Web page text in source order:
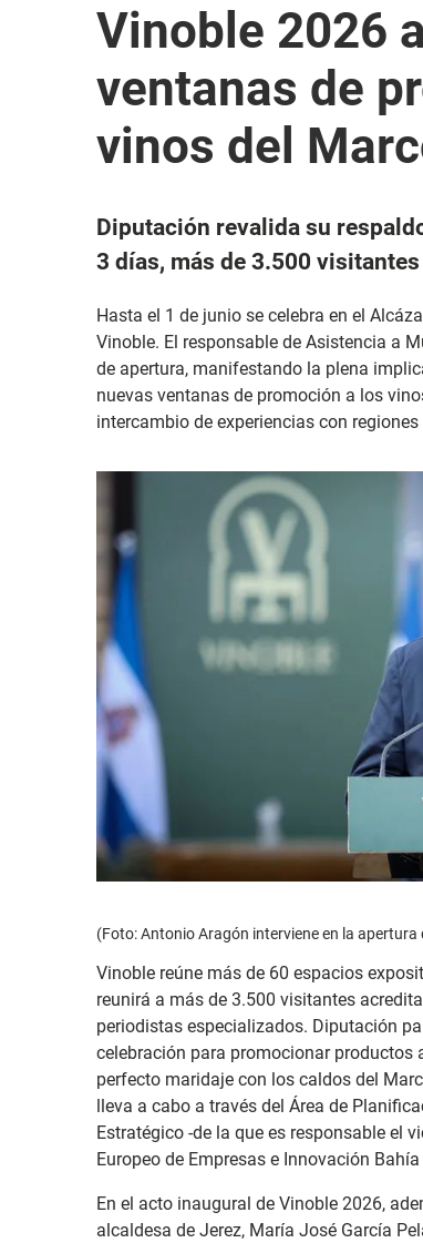
Vinoble 2026
ventanas de
vinos del
Diputación revalida su
3 días, más de 3.500 visitantes
Hasta el 1 de junio se celebra en el
Vinoble. El responsable de Asistencia a
de apertura, manifestando la plena
nuevas ventanas de promoción a los
intercambio de experiencias con
(Foto: Antonio Aragón interviene en la apertura
Vinoble reúne más de 60 espacios
reunirá a más de 3.500 visitantes
periodistas especializados. Diputación
celebración para promocionar productos
perfecto maridaje con los caldos del
lleva a cabo a través del Área de
Estratégico -de la que es responsable el
Europeo de Empresas e Innovación
En el acto inaugural de Vinoble 2026,
alcaldesa de Jerez, María José García